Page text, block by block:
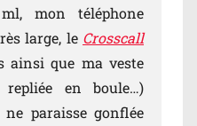
mon téléphone
large, le Crosscall
ainsi que ma veste
repliée en boule…)
paraisse gonflée